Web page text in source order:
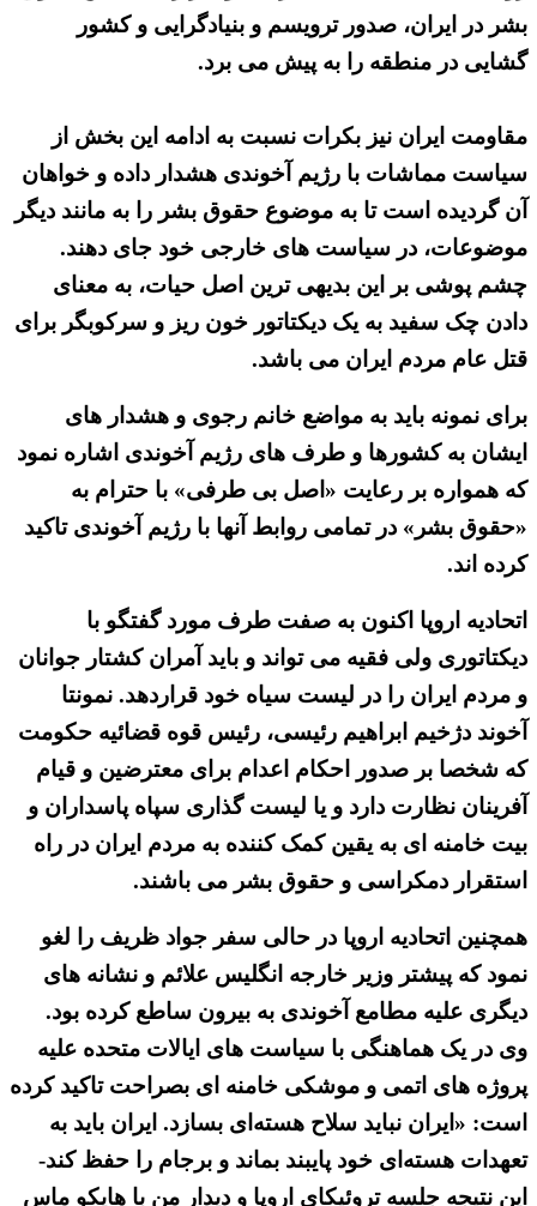
بشر در ایران، صدور ترویسم و بنیادگرایی و کشور
گشایی در منطقه را به پیش می برد.
مقاومت ایران نیز بکرات نسبت به ادامه این بخش از
سیاست مماشات با رژیم آخوندی هشدار داده و خواهان
آن گردیده است تا به موضوع حقوق بشر را به مانند دیگر
موضوعات، در سیاست های خارجی خود جای دهند.
چشم پوشی بر این بدیهی ترین اصل حیات، به معنای
دادن چک سفید به یک دیکتاتور خون ریز و سرکوبگر برای
قتل عام مردم ایران می باشد.
برای نمونه باید به مواضع خانم رجوی و هشدار های
ایشان به کشورها و طرف های رژیم آخوندی اشاره نمود
که همواره بر رعایت «اصل بی طرفی» با حترام به
«حقوق بشر» در تمامی روابط آنها با رژیم آخوندی تاکید
کرده اند.
اتحادیه اروپا اکنون به صفت طرف مورد گفتگو با
دیکتاتوری ولی فقیه می تواند و باید آمران کشتار جوانان
و مردم ایران را در لیست سیاه خود قراردهد. نمونتا
آخوند دژخیم ابراهیم رئیسی، رئیس قوه قضائیه حکومت
که شخصا بر صدور احکام اعدام برای معترضین و قیام
آفرینان نظارت دارد و یا لیست گذاری سپاه پاسداران و
بیت خامنه ای به یقین کمک کننده به مردم ایران در راه
استقرار دمکراسی و حقوق بشر می باشند.
همچنین اتحادیه اروپا در حالی سفر جواد ظریف را لغو
نمود که پیشتر وزیر خارجه انگلیس علائم و نشانه های
دیگری علیه مطامع آخوندی به بیرون ساطع کرده بود.
وی در یک هماهنگی با سیاست های ایالات متحده علیه
پروژه های اتمی و موشکی خامنه ای بصراحت تاکید کرده
است: «ایران نباید سلاح هسته‌ای بسازد. ایران باید به
تعهدات هسته‌ای خود پایبند بماند و برجام را حفظ کند-
این نتیجه جلسه تروئیکای اروپا و دیدار من با هایکو ماس